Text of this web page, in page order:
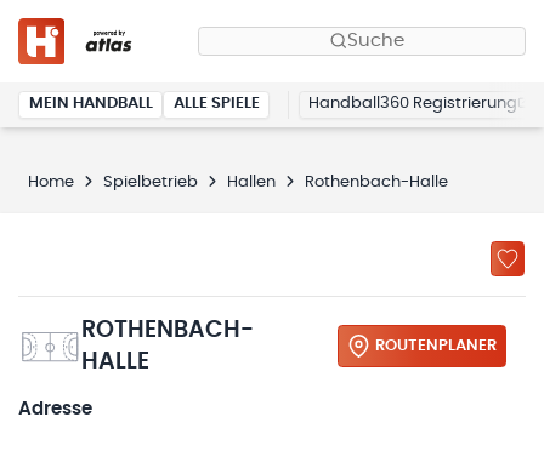
Suche
MEIN HANDBALL ALLE SPIELE Handball360 Registrierung
Home Spielbetrieb Hallen Rothenbach-Halle
ROTHENBACH-
HALLE
ROUTENPLANER
Adresse